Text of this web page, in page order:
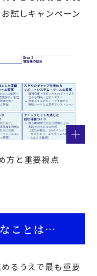
試しキャンペーン
方と重要視点
ことは…
るうえで最も重要